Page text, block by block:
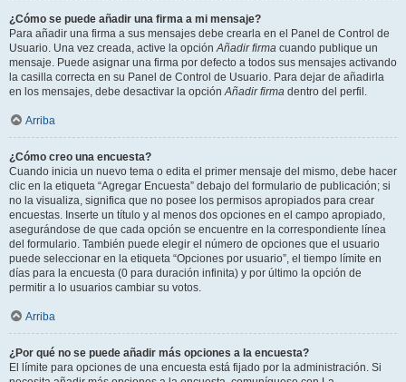
¿Cómo se puede añadir una firma a mi mensaje?
Para añadir una firma a sus mensajes debe crearla en el Panel de Control de
Usuario. Una vez creada, active la opciónAñadir firma cuando publique un
mensaje. Puede asignar una firma por defecto a todos sus mensajes activando
la casilla correcta en su Panel de Control de Usuario. Para dejar de añadirla
en los mensajes, debe desactivar la opciónAñadir firma dentro del perfil.
Arriba
¿Cómo creo una encuesta?
Cuando inicia un nuevo tema o edita el primer mensaje del mismo, debe hacer
clic en la etiqueta “Agregar Encuesta” debajo del formulario de publicación; si
no la visualiza, significa que no posee los permisos apropiados para crear
encuestas. Inserte un título y al menos dos opciones en el campo apropiado,
asegurándose de que cada opción se encuentre en la correspondiente línea
del formulario. También puede elegir el número de opciones que el usuario
puede seleccionar en la etiqueta “Opciones por usuario”, el tiempo límite en
días para la encuesta (0 para duración infinita) y por último la opción de
permitir a lo usuarios cambiar su votos.
Arriba
¿Por qué no se puede añadir más opciones a la encuesta?
El límite para opciones de una encuesta está fijado por la administración. Si